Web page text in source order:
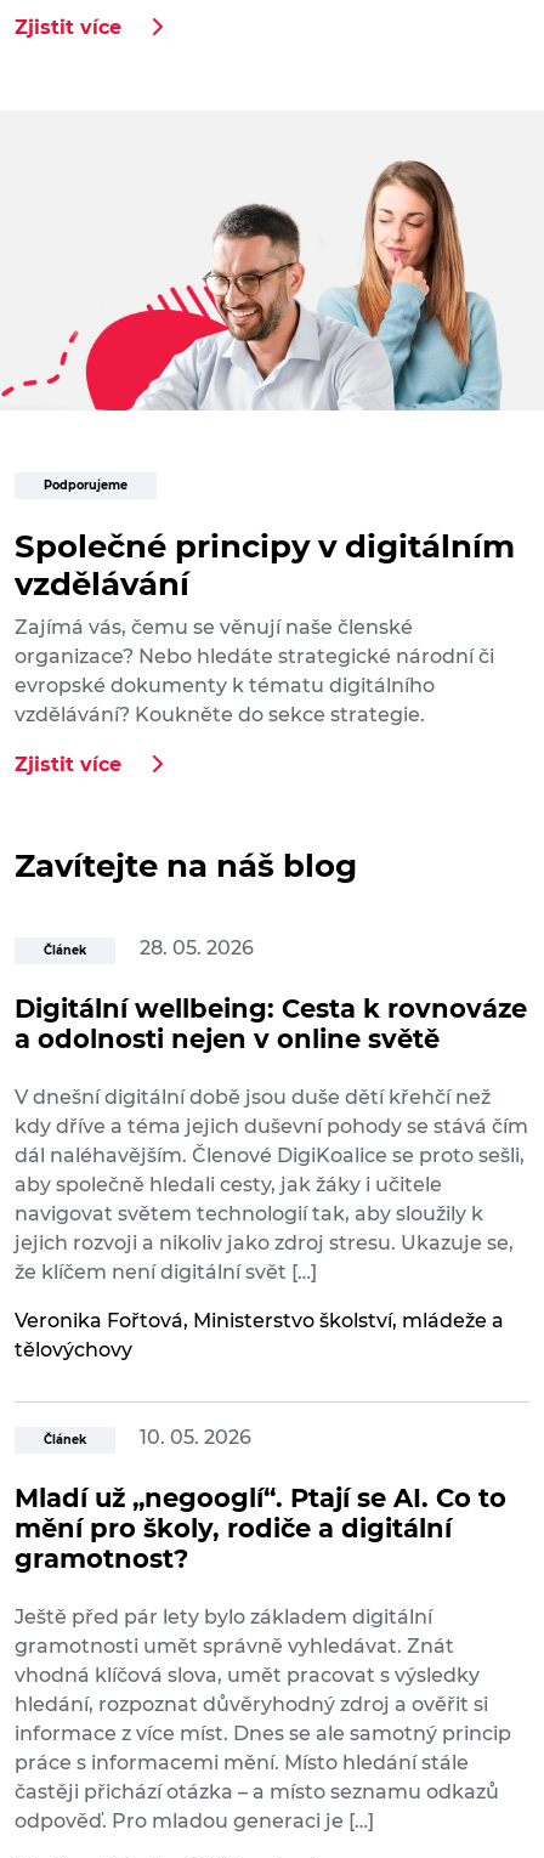
Zjistit více
Podporujeme
Společné principy v digitálním
vzdělávání
Zajímá vás, čemu se věnují naše členské
organizace? Nebo hledáte strategické národní či
evropské dokumenty k tématu digitálního
vzdělávání? Koukněte do sekce strategie.
Zjistit více
Zavítejte na náš blog
Článek 28. 05. 2026
Digitální wellbeing: Cesta k rovnováze
a odolnosti nejen v online světě
V dnešní digitální době jsou duše dětí křehčí než
kdy dříve a téma jejich duševní pohody se stává čím
dál naléhavějším. Členové DigiKoalice se proto sešli,
aby společně hledali cesty, jak žáky i učitele
navigovat světem technologií tak, aby sloužily k
jejich rozvoji a nikoliv jako zdroj stresu. Ukazuje se,
že klíčem není digitální svět […]
Veronika Fořtová, Ministerstvo školství, mládeže a
tělovýchovy
Článek 10. 05. 2026
Mladí už „negooglí“. Ptají se AI. Co to
mění pro školy, rodiče a digitální
gramotnost?
Ještě před pár lety bylo základem digitální
gramotnosti umět správně vyhledávat. Znát
vhodná klíčová slova, umět pracovat s výsledky
hledání, rozpoznat důvěryhodný zdroj a ověřit si
informace z více míst. Dnes se ale samotný princip
práce s informacemi mění. Místo hledání stále
častěji přichází otázka – a místo seznamu odkazů
odpověď. Pro mladou generaci je […]